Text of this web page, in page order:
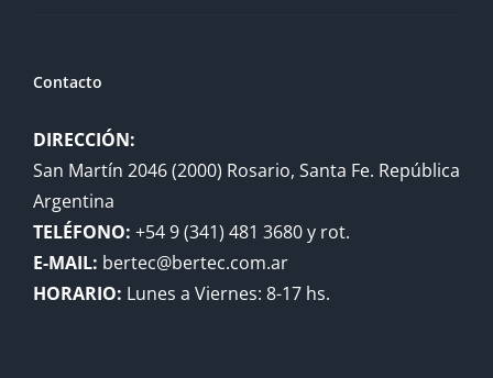
Contacto
DIRECCIÓN:
San Martín 2046 (2000) Rosario, Santa Fe. República
Argentina
TELÉFONO: +54 9 (341) 481 3680 y rot.
E-MAIL: bertec@bertec.com.ar
HORARIO: Lunes a Viernes: 8-17 hs.